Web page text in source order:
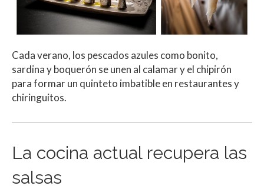
Cada verano, los pescados azules como bonito,
sardina y boquerón se unen al calamar y el chipirón
para formar un quinteto imbatible en restaurantes y
chiringuitos.
La cocina actual recupera las
salsas